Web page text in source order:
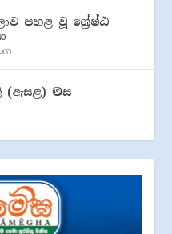
පහළ වූ ශ්‍රේෂ්ඨ
(​ඇසළ) මස